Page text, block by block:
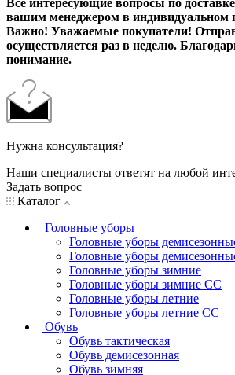
Все интересующие вопросы по
вашим менеджером в индивидуальном
Важно! Уважаемые покупатели!
осуществляется раз в неделю.
понимание.
Нужна консультация?
Наши специалисты ответят на любой
Задать вопрос
Каталог
Головные уборы
Головные уборы
Головные уборы
Головные уборы зимние
Головные уборы зимние СС
Головные уборы летние
Головные уборы летние СС
Обувь
Обувь тактическая
Обувь демисезонная
Обувь зимняя